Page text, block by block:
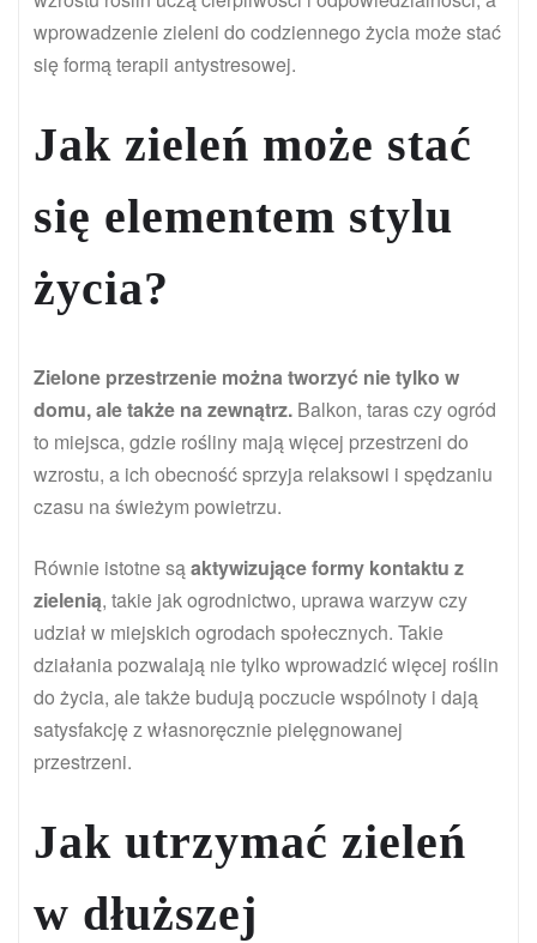
wprowadzenie zieleni do codziennego życia może stać
się formą terapii antystresowej.
Jak zieleń może stać
się elementem stylu
życia?
Zielone przestrzenie można tworzyć nie tylko w
domu, ale także na zewnątrz. Balkon, taras czy ogród
to miejsca, gdzie rośliny mają więcej przestrzeni do
wzrostu, a ich obecność sprzyja relaksowi i spędzaniu
czasu na świeżym powietrzu.
Równie istotne sąaktywizujące formy kontaktu z
zielenią, takie jak ogrodnictwo, uprawa warzyw czy
udział w miejskich ogrodach społecznych. Takie
działania pozwalają nie tylko wprowadzić więcej roślin
do życia, ale także budują poczucie wspólnoty i dają
satysfakcję z własnoręcznie pielęgnowanej
przestrzeni.
Jak utrzymać zieleń
w dłuższej